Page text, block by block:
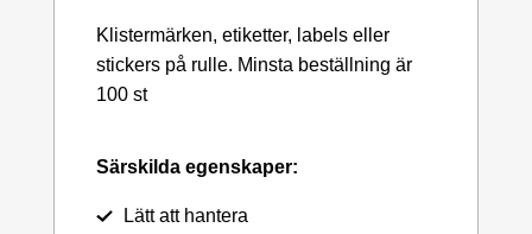
Klistermärken, etiketter, labels eller
stickers på rulle. Minsta beställning är
100 st
Särskilda egenskaper:
Lätt att hantera